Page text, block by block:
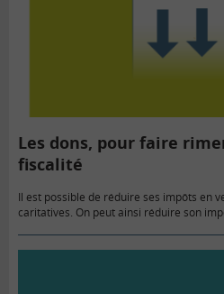
Les dons, pour faire
fiscalité
Il est possible de réduire ses impôts en
caritatives. On peut ainsi réduire son